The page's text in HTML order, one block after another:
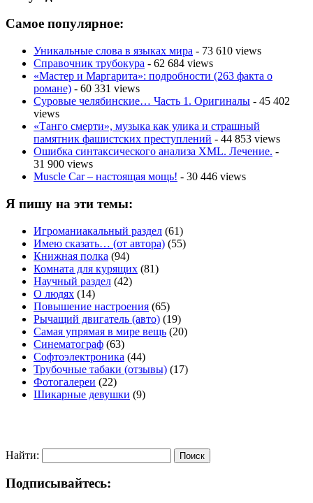
Самое популярное:
Уникальные слова в языках мира - 73 610 views
Справочник трубокура - 62 684 views
«Мастер и Маргарита»: подробности (263 факта о
романе) - 60 331 views
Суровые челябинские… Часть 1. Оригиналы - 45 402
views
«Танго смерти», музыка как улика и страшный
памятник фашистских преступлений - 44 853 views
Ошибка синтаксического анализа XML. Лечение. -
31 900 views
Muscle Car – настоящая мощь! - 30 446 views
Я пишу на эти темы:
Игроманиакальный раздел (61)
Имею сказать… (от автора) (55)
Книжная полка (94)
Комната для курящих (81)
Научный раздел (42)
О людях (14)
Повышение настроения (65)
Рычащий двигатель (авто) (19)
Самая упрямая в мире вещь (20)
Синематограф (63)
Софтоэлектроника (44)
Трубочные табаки (отзывы) (17)
Фотогалереи (22)
Шикарные девушки (9)
Найти:
Подписывайтесь: